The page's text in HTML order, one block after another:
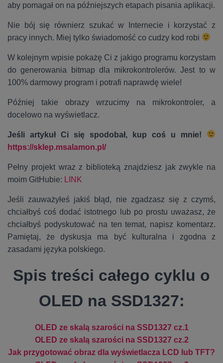
aby pomagał on na późniejszych etapach pisania aplikacji.
Nie bój się równierz szukać w Internecie i korzystać z
pracy innych. Miej tylko świadomość co cudzy kod robi
W kolejnym wpisie pokażę Ci z jakigo programu korzystam
do generowania bitmap dla mikrokontrolerów. Jest to w
100% darmowy program i potrafi naprawdę wiele!
Później takie obrazy wrzucimy na mikrokontroler, a
docelowo na wyświetlacz.
Jeśli artykuł Ci się spodobał, kup coś u mnie!
https://sklep.msalamon.pl/
Pełny projekt wraz z biblioteką znajdziesz jak zwykle na
moim GitHubie: LINK
Jeśli zauważyłeś jakiś błąd, nie zgadzasz się z czymś,
chciałbyś coś dodać istotnego lub po prostu uważasz, że
chciałbyś podyskutować na ten temat, napisz komentarz.
Pamiętaj, że dyskusja ma być kulturalna i zgodna z
zasadami języka polskiego.
Spis treści całego cyklu o
OLED na SSD1327:
OLED ze skalą szarości na SSD1327 cz.1
OLED ze skalą szarości na SSD1327 cz.2
Jak przygotować obraz dla wyświetlacza LCD lub TFT?